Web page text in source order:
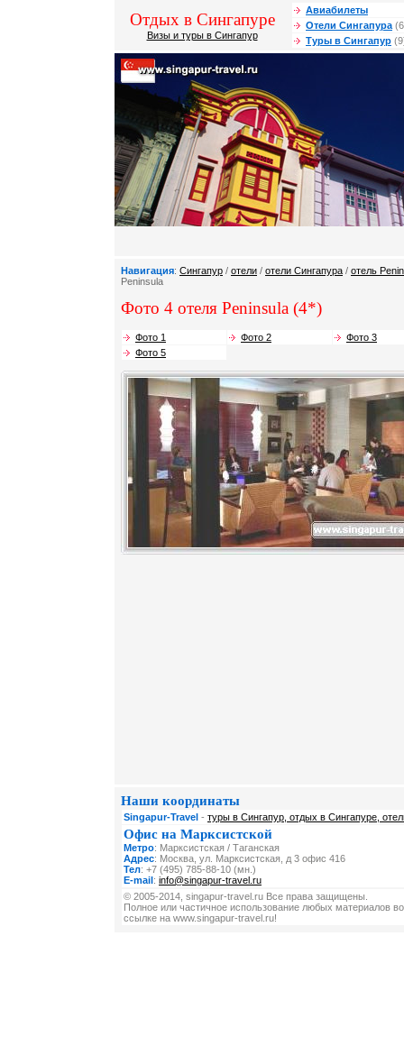
Отдых в Сингапуре
Визы и туры в Сингапур
Авиабилеты
Отели Сингапура
Туры в Сингапур
Навигация: Сингапур / отели / отели Сингапура / отель
Peninsula
Фото 4 отеля Peninsula (4*)
Фото 1 Фото 2
Фото 3
Фото 5
Наши координаты
Singapur-Travel - туры в Сингапур, отдых в Сингапуре,
Офис на Марксистской
Метро: Марксистская / Таганская
Адрес: Москва, ул. Марксистская, д 3 офис 416
Тел: +7 (495) 785-88-10 (мн.)
E-mail: info@singapur-travel.ru
© 2005-2014, singapur-travel.ru Все права защищены.
Полное или частичное использование любых материалов
ссылке на www.singapur-travel.ru!